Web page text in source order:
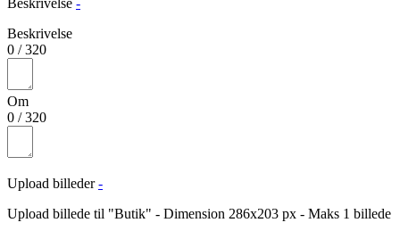
Beskrivelse -
Beskrivelse
0 /320
Om
0 /320
Upload billeder -
Upload billede til "Butik" - Dimension 286x203 px - Maks 1 billede